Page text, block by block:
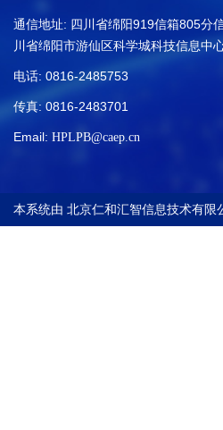
通信地址: 四川省绵阳919信箱805
川省绵阳市游仙区科学城科技信息中
电话: 0816-2485753
传真: 0816-2483701
Email: HPLPB@caep.cn
本系统由 北京仁和汇智信息技术有限